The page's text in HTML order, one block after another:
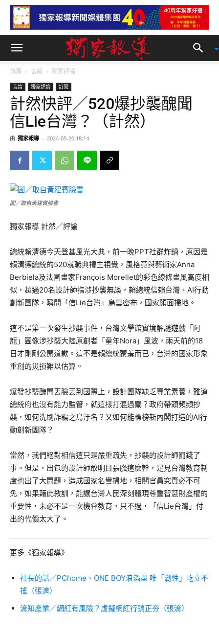
首頁 言論 獨家評論
言論 獨家評論 訂閱
計然快評／520爆抄襲醜聞
信Lie台灣？（計然）
由 獨家報導 - 2024-05-20 18:14
圖／取自黃建賓臉書
獨家報導 計然／評論
總統賴清德今天登基風光大典，前一晚PPT社群炸鍋，原因是
賴清德總統的520就職典禮主視覺，風格竟與藝術家Anna
Berbiela及法國畫家François Morellet的彩色線條畫風高度相
似，超過20名設計師指涉抄襲無誤，賴總統信賴台灣、AI行動
創新團隊，瞬間「信Lie台灣」烏雲密布，國家顏面掃地。
這不是第一次發生抄襲事件，台灣文學館實境解謎遊戲「阿
龍」圖像涉抄襲大陸原創者「童年Nora」風波，兩天前的18
日才剛剛公開道歉。這不是賴總統蒙羞而已，台灣的國家形象
重創的災損難以估算。
爆發抄襲醜聞丟臉丟到國際上，設計團隊缺乏專業素養，難道
總統府也沒有能力監管，就這樣打混過關？政府帶頭頻頻抄
襲，如何洗刷詐騙之島汙名？又如何能標榜新內閣打造的AI行
動創新團隊？
當然，我們絕對相信這只是嚴重疏失，抄襲的設計師罰錢了
事。但是，出包的設計師敢明目張膽這麼幹，足見台灣教育制
度也出了大問題，造成國家名譽掃地，相關官員究責必不可
免，如果藉此教訓，能讓台灣人民深刻體現尊重智慧財產權的
重要性，未必不是一次機會教育，只不過，「信Lie台灣」付
出的代價太大了。
更多《獨家報導》
社長的話／PChome、ONE BOY浪滔盡 唯「韌性」屹立不
搖（張淯）
淯知產業／網紅有風險？虛擬網紅行銷正夯（張淯）